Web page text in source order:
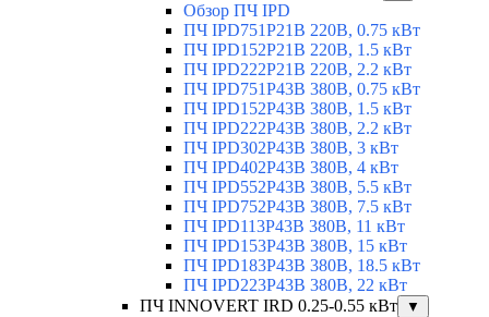
Обзор ПЧ IPD
ПЧ IPD751P21B 220В, 0.75 кВт
ПЧ IPD152P21B 220В, 1.5 кВт
ПЧ IPD222P21B 220В, 2.2 кВт
ПЧ IPD751P43B 380В, 0.75 кВт
ПЧ IPD152P43B 380В, 1.5 кВт
ПЧ IPD222P43B 380В, 2.2 кВт
ПЧ IPD302P43B 380В, 3 кВт
ПЧ IPD402P43B 380В, 4 кВт
ПЧ IPD552P43B 380В, 5.5 кВт
ПЧ IPD752P43B 380В, 7.5 кВт
ПЧ IPD113P43B 380В, 11 кВт
ПЧ IPD153P43B 380В, 15 кВт
ПЧ IPD183P43B 380В, 18.5 кВт
ПЧ IPD223P43B 380В, 22 кВт
ПЧ INNOVERT IRD 0.25-0.55 кВт
▼